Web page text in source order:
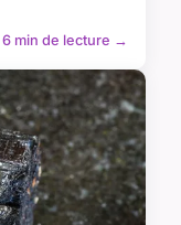
6 min de lecture →